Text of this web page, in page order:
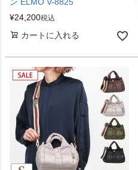
ン ELMO V-8825
¥24,200税込
カートに入れる